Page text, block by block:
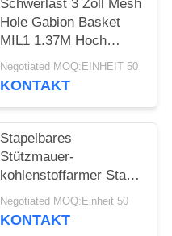
Schwerlast 3 Zoll Mesh
Hole Gabion Basket
MIL1 1.37M Hoch
Hesco Barriere
geschweißte Gabion
Negotiated MOQ:EINHEIT 50
KONTAKT
Stapelbares
Stützmauer-
kohlenstoffarmer Stahl-
Eisen-Draht-Material
Flut Contro
Negotiated MOQ:Einheit 50
KONTAKT